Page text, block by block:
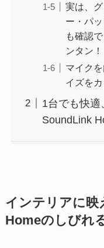
実は、
ー・パ
も確認
ンタン！
マイク
イズを
1台でも快適
SoundLink
インテリアに
Homeのしびれ